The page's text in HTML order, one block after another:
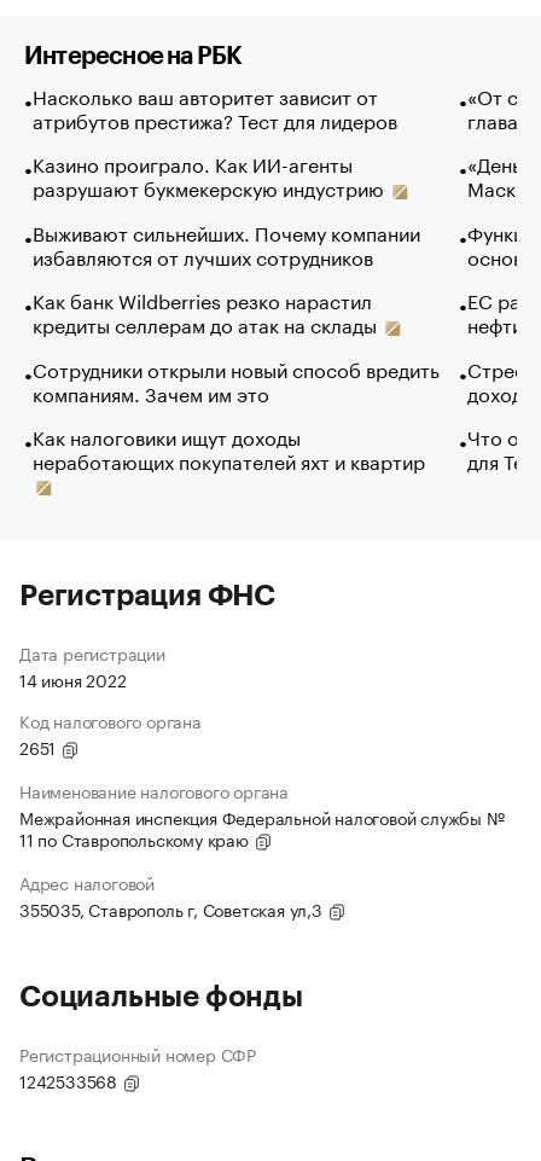
Интересное на РБК
Насколько ваш авторитет зависит от
атрибутов престижа? Тест для лидеров
Казино проиграло. Как ИИ-агенты
разрушают букмекерскую индустрию
Выживают сильнейших. Почему компании
избавляются от лучших сотрудников
Как банк Wildberries резко нарастил
кредиты селлерам до атак на склады
Сотрудники открыли новый способ вредить
компаниям. Зачем им это
Как налоговики ищут доходы
неработающих покупателей яхт и квартир
«От
глава
Маск в
основ
ЕС
нефти
Что
для
Регистрация ФНС
Дата регистрации
14 июня 2022
Код налогового органа
2651
Наименование налогового органа
Межрайонная инспекция Федеральной налоговой службы №
11 по Ставропольскому краю
Адрес налоговой
355035, Ставрополь г, Советская ул,3
Социальные фонды
Регистрационный номер СФР
1242533568